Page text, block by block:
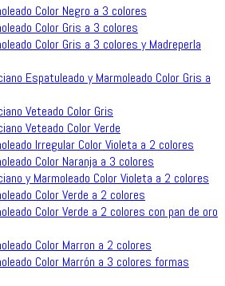
Color Negro a 3 colores
Color Gris a 3 colores
Color Gris a 3 colores y Madreperla
Espatuleado y Marmoleado Color Gris a
Veteado Color Gris
Veteado Color Verde
Irregular Color Violeta a 2 colores
Color Naranja a 3 colores
y Marmoleado Color Violeta a 2 colores
Color Verde a 2 colores
Color Verde a 2 colores con pan de oro
Color Marron a 2 colores
Color Marrón a 3 colores formas